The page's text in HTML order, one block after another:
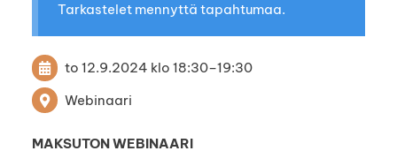
Tarkastelet mennyttä tapahtumaa.
to 12.9.2024 klo 18:30–19:30
Webinaari
MAKSUTON WEBINAARI